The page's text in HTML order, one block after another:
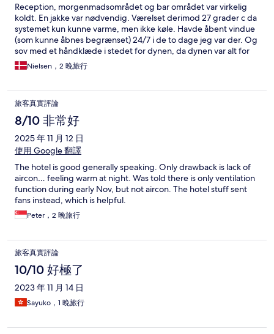
Reception, morgenmadsområdet og bar området var virkelig
koldt. En jakke var nødvendig. Værelset derimod 27 grader c da
systemet kun kunne varme, men ikke køle. Havde åbent vindue
(som kunne åbnes begrænset) 24/7 i de to dage jeg var der. Og
sov med et håndklæde i stedet for dynen, da dynen var alt for
varm. Afløbet i bruse området virkede ikke, og svømmede over.
På sedlen til vasketøj stod at vasketøj kunne afleveres før 9am
vaske på 3 sal!! Tøjet blev afhentet da min kinesiske kollega
klagede ( personalet for står ikke engelsk) men blev så ikke
tilbage leveret hvorfor vi måtte jagte vasketøjet inden afrejse
næste dag. Endelig var morgenmaden virkelig dårlig, det var
mit 31 hotel i løbet de sidste 6 måneder og suverænt det
dårligste, frisk presset juice var flavored saftevand, kaffen tynd
Nielsen，2 晚旅行
旅客真實評論
8/10 非常好
2025 年 11 月 12 日
使用 Google 翻譯
The hotel is good generally speaking. Only drawback is lack of
aircon… feeling warm at night. Was told there is only ventilation
function during early Nov, but not aircon. The hotel stuff sent
fans instead, which is helpful.
Peter，2 晚旅行
旅客真實評論
10/10 好極了
2023 年 11 月 14 日
Sayuko，1 晚旅行